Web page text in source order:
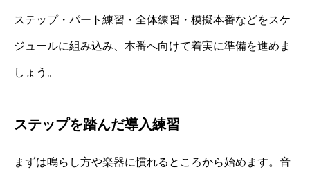
ステップ・パート練習・全体練習・模擬本番などをスケ
ジュールに組み込み、本番へ向けて着実に準備を進めま
しょう。
ステップを踏んだ導入練習
まずは鳴らし方や楽器に慣れるところから始めます。音